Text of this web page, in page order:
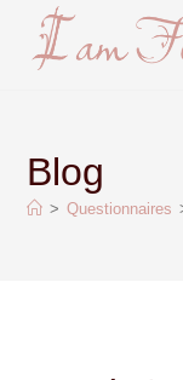
Blog
> Questionnaires